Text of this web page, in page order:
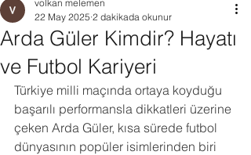
Arda Güler Kimdir? Hayatı
ve Futbol Kariyeri
volkan melemen
22 May 2025 2 dakikada okunur
Türkiye milli maçında ortaya koyduğu
başarılı performansla dikkatleri üzerine
çeken Arda Güler, kısa sürede futbol
dünyasının popüler isimlerinden biri